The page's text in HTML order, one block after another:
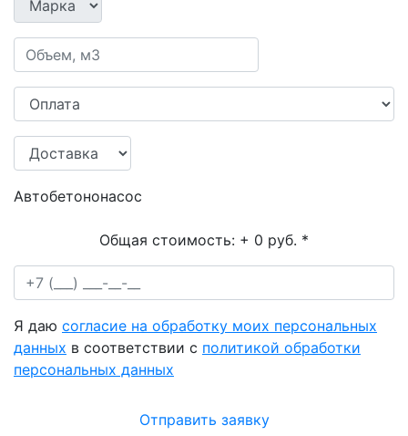
Автобетононасос
Общая стоимость: + 0 руб. *
Я даю согласие на обработку моих персональных
данных в соответствии с политикой обработки
персональных данных
Отправить заявку